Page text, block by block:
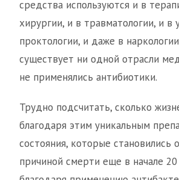
средства используются и в
хирургии, и в травматологии, и в
проктологии, и даже в
существует ни одной отрасли
не применялись антибиотики.
Трудно подсчитать, сколько
благодаря этим уникальным
состояния, которые становились
причиной смерти еще в начале 20